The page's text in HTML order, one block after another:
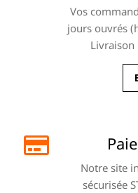
Vos
jours ouvrés
Livraison
Notre site
sécurisée